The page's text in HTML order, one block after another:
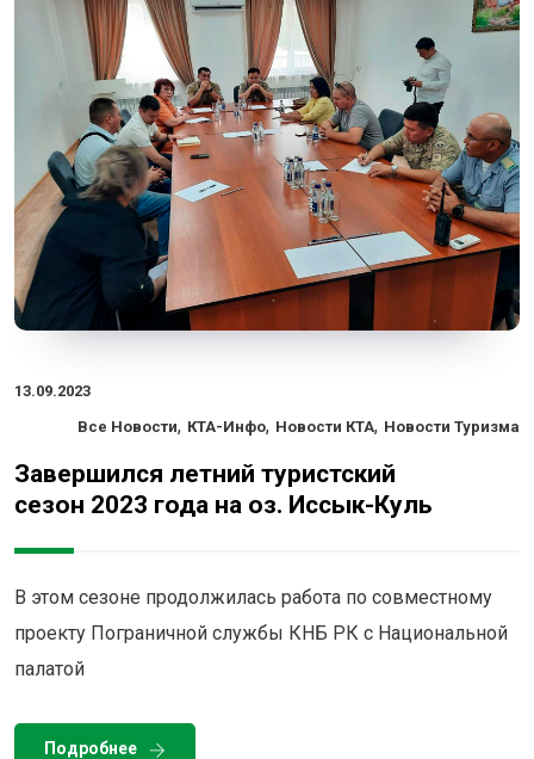
13.09.2023
Все Новости, КТА-Инфо, Новости КТА, Новости Туризма
Завершился летний туристский
сезон 2023 года на оз. Иссык-Куль
В этом сезоне продолжилась работа по совместному
проекту Пограничной службы КНБ РК с Национальной
палатой
Подробнее